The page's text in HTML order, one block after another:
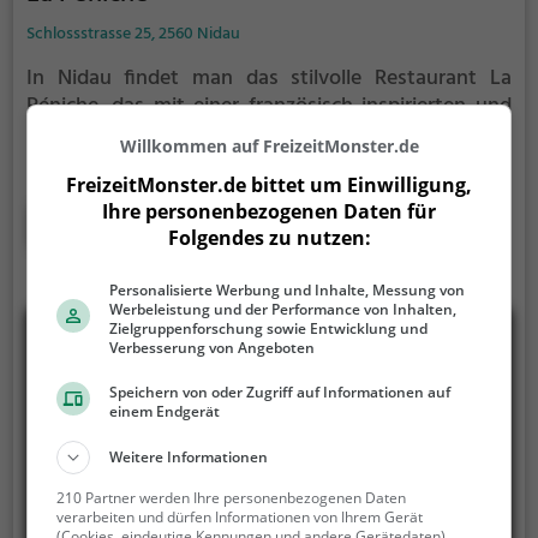
Schlossstrasse 25, 2560 Nidau
In Nidau findet man das stilvolle Restaurant La
Péniche, das mit einer französisch inspirierten und
internationalen Speisekarte aufwartet. Das
Ambiente am Wasser und die Terrasse laden dazu
ein, die Atmosphäre zu genießen und sich von den
vielfältigen Angeboten an Cocktails, gesunden,
veganen und vegetarischen Gerichten sowie
ein in eine Welt der Genüsse und kulinarischen
Entdeckungen und lass dich von La Péniche
verzaubern. Ein perfekter Ort, um in entspannter
Atmosphäre köstliche Speisen zu genießen und das
Leben zu feiern. Hier wird Essen zu einem Erlebnis!
Mehr erfahren
Willkommen auf FreizeitMonster.de
FreizeitMonster.de bittet um Einwilligung,
Ihre personenbezogenen Daten für
Folgendes zu nutzen:
Personalisierte Werbung und Inhalte, Messung von
Werbeleistung und der Performance von Inhalten,
Zielgruppenforschung sowie Entwicklung und
Verbesserung von Angeboten
Speichern von oder Zugriff auf Informationen auf
einem Endgerät
Weitere Informationen
210 Partner werden Ihre personenbezogenen Daten
verarbeiten und dürfen Informationen von Ihrem Gerät